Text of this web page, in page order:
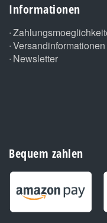
Informationen
Versandinformationen
Newsletter
Bequem zahlen